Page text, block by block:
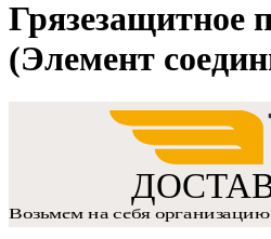
Грязезащитное
(Элемент